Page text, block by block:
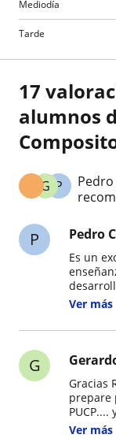
Mediodía
Tarde
17
alumnos
P
G
P Pedro
Es un
mí sólo
Ver más
G
Gracias
prepare
dice mi
Ver más